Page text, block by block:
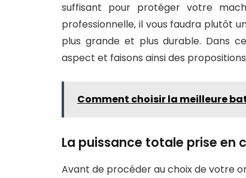
suffisant pour protéger votre
professionnelle, il vous faudra plutôt
plus grande et plus durable. Dans
aspect et faisons ainsi des
Comment choisir la meilleure
La puissance totale prise en
Avant de procéder au choix de votre